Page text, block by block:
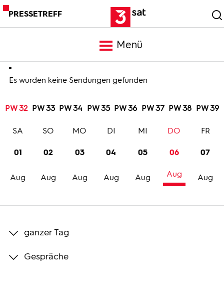
PRESSETREFF
Menü
Meldungen
Programm
Trailer
Bilder
Es wurden keine Sendungen gefunden
PW 32 PW 33 PW 34 PW 35 PW 36 PW 37 PW 38 PW 39
01
Aug
SA
02
Aug
SO
03
Aug
MO
04
Aug
DI
05
Aug
MI
06
Aug
DO
07
Aug
FR
ganzer Tag
Gespräche